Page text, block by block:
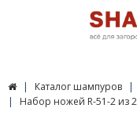
Каталог шампуров
Набор ножей R-51-2 из